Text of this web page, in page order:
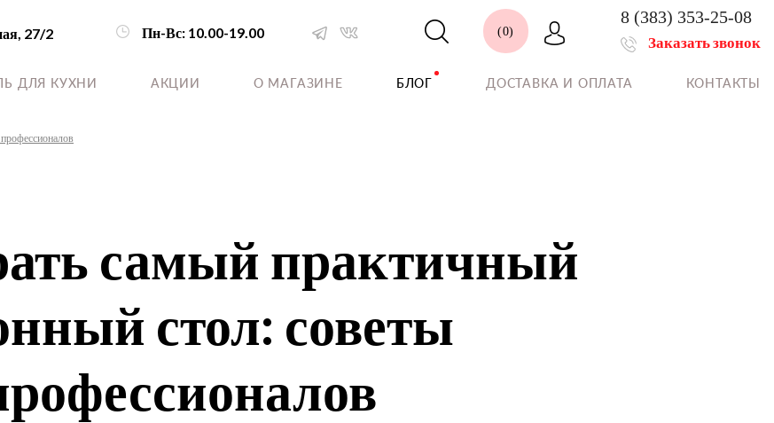
27/2 Пн-Вс: 10.00-19.00 0
8 (383) 353-25-08
Заказать звонок
ДЛЯ КУХНИ АКЦИИ О МАГАЗИНЕ БЛОГ ДОСТАВКА И ОПЛАТА КОНТАКТЫ
самый практичный
стол: советы